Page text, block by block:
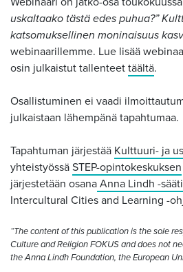
uskaltaako tästä edes puhua?”
katsomuksellinen moninaisuus
webinaarillemme. Lue lisää
osin julkaistut tallenteet täältä.
Osallistuminen ei vaadi
julkaistaan lähempänä tapahtumaa.
Tapahtuman järjestää Kulttuuri- ja
yhteistyössä STEP-opintokeskuksen
järjestetään osana Anna Lindh -
Intercultural Cities and Learning -
“The content of this publication is the sole
Culture and Religion FOKUS and does not
the Anna Lindh Foundation, the European